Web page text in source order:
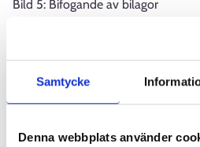
Samtycke
Denna webbplats använder
Bild 5: Bifogande av bilagor
Om du har ombetts svara på en
såsom en utredning av
laddas ner, varefter den öppnas
sparas. Du kan fylla i bilagan
skannas in i elektroniskt format.